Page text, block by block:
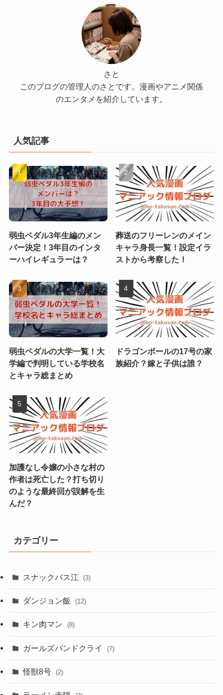
さと
このブログの管理人のさとです。漫画やアニメ関係
のエンタメを紹介しています。
人気記事
弱虫ペダル3年生編のメン
バー決定！3年目のインタ
ーハイレギュラーは？
葬送のフリーレンのメイン
キャラ身長一覧！設定イラ
ストから考察した！
弱虫ペダルの大学一覧！大
学編で判明している学校名
とキャラ総まとめ
ドラゴンボールの17号の家
族紹介？嫁と子供は誰？
加護なし令嬢の小さな村の
作者は死亡した？打ち切り
のような最終回が誤解を生
んだ？
カテゴリー
スナックバス江 (3)
ダンジョン飯 (12)
キン肉マン (8)
ガールズバンドクライ (7)
怪獣8号 (2)